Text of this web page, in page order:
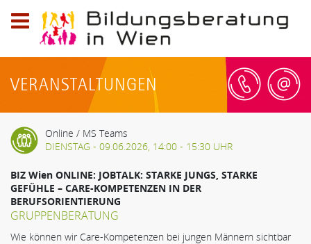
in
0800
20
79
59,
E-
Mail:
info@bildungsberatung-
VERANSTALTUNGEN
Online / MS Teams
DIENSTAG - 09.06.2026, 14:00 - 15:30 UHR
BIZ Wien ONLINE: JOBTALK: STARKE JUNGS, STARKE
GEFÜHLE – CARE-KOMPETENZEN IN DER
BERUFSORIENTIERUNG
GRUPPENBERATUNG
Wie können wir Care-Kompetenzen bei jungen Männern sichtbar